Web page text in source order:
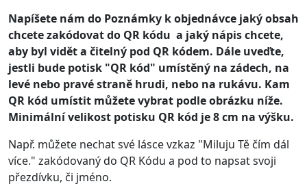
Napíšete nám do Poznámky k objednávce jaký obsah
chcete zakódovat do QR kódu a jaký nápis chcete,
aby byl vidět a čitelný pod QR kódem. Dále uveďte,
jestli bude potisk "QR kód" umístěný na zádech, na
levé nebo pravé straně hrudi, nebo na rukávu. Kam
QR kód umístit můžete vybrat podle obrázku níže.
Minimální velikost potisku QR kód je 8 cm na výšku.
Např. můžete nechat své lásce vzkaz "Miluju Tě čím dál
více." zakódovaný do QR Kódu a pod to napsat svoji
přezdívku, či jméno.